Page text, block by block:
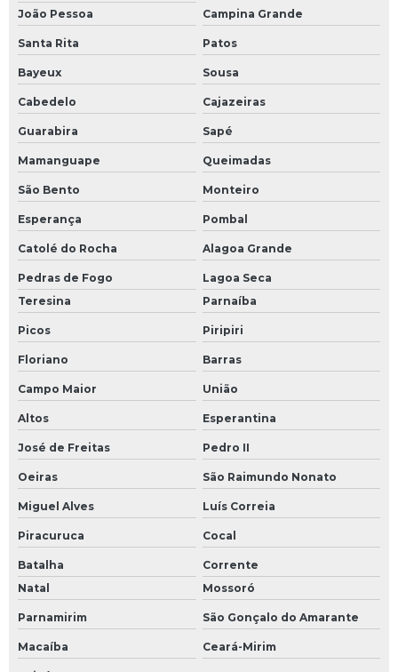
João Pessoa
Campina Grande
Santa Rita Patos
Bayeux Sousa
Cabedelo Cajazeiras
Guarabira Sapé
Mamanguape Queimadas
São Bento Monteiro
Esperança Pombal
Catolé do Rocha Alagoa Grande
Pedras de Fogo
Lagoa Seca
Teresina
Parnaíba
Picos Piripiri
Floriano Barras
Campo Maior União
Altos Esperantina
José de Freitas Pedro II
Oeiras São Raimundo Nonato
Miguel Alves Luís Correia
Piracuruca Cocal
Batalha
Corrente
Natal
Mossoró
Parnamirim São Gonçalo do Amarante
Macaíba Ceará-Mirim